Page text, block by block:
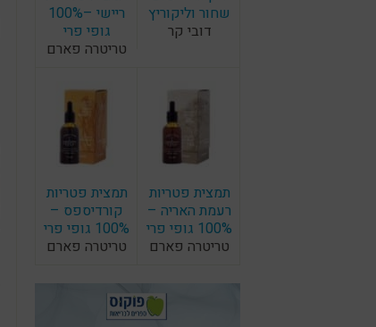
שחור וליקוריץ
דובי קר
ריישי –100%
גופי פרי
טריטרה פארם
תמצית פטריות
רעמת האריה –
100% גופי פרי
טריטרה פארם
תמצית פטריות
קורדיספס –
100% גופי פרי
טריטרה פארם